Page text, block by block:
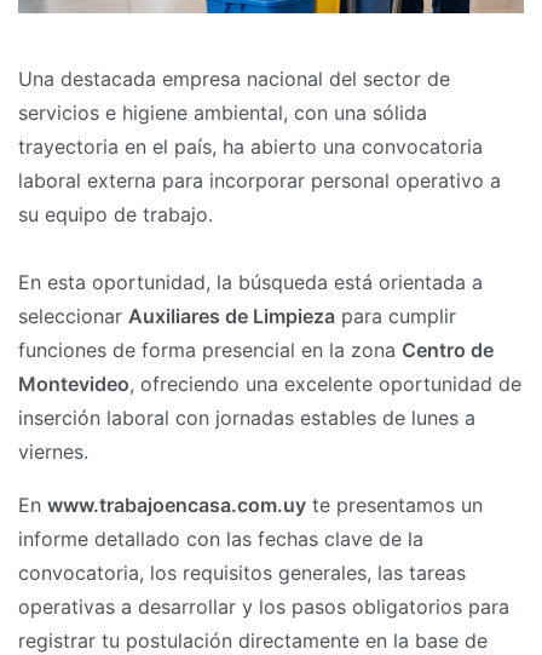
Una destacada empresa nacional del sector de
servicios e higiene ambiental, con una sólida
trayectoria en el país, ha abierto una convocatoria
laboral externa para incorporar personal operativo a
su equipo de trabajo.
En esta oportunidad, la búsqueda está orientada a
seleccionar Auxiliares de Limpieza para cumplir
funciones de forma presencial en la zona Centro de
Montevideo, ofreciendo una excelente oportunidad de
inserción laboral con jornadas estables de lunes a
viernes.
En www.trabajoencasa.com.uy te presentamos un
informe detallado con las fechas clave de la
convocatoria, los requisitos generales, las tareas
operativas a desarrollar y los pasos obligatorios para
registrar tu postulación directamente en la base de